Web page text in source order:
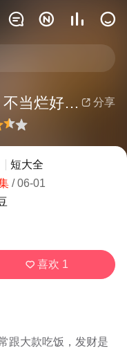
   
 分享
重生90：不当烂好人后我起飞了
短大全
/06-01
喜欢 1
跟大款吃饭，发财是